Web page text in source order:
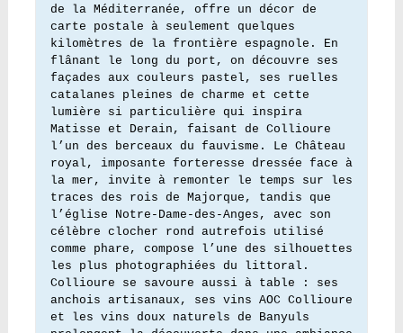
de la Méditerranée, offre un décor de
carte postale à seulement quelques
kilomètres de la frontière espagnole. En
flânant le long du port, on découvre ses
façades aux couleurs pastel, ses ruelles
catalanes pleines de charme et cette
lumière si particulière qui inspira
Matisse et Derain, faisant de Collioure
l’un des berceaux du fauvisme. Le Château
royal, imposante forteresse dressée face à
la mer, invite à remonter le temps sur les
traces des rois de Majorque, tandis que
l’église Notre-Dame-des-Anges, avec son
célèbre clocher rond autrefois utilisé
comme phare, compose l’une des silhouettes
les plus photographiées du littoral.
Collioure se savoure aussi à table : ses
anchois artisanaux, ses vins AOC Collioure
et les vins doux naturels de Banyuls